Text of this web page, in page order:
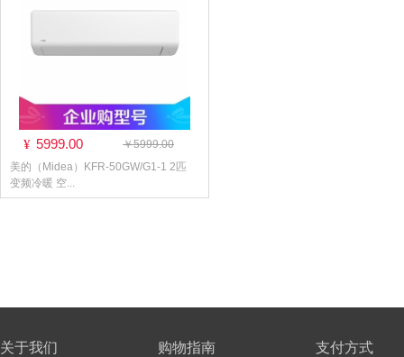
¥ 5999.00
￥5999.00
美的（Midea）KFR-50GW/G1-1 2匹
变频冷暖 空...
关于我们 购物指南 支付方式